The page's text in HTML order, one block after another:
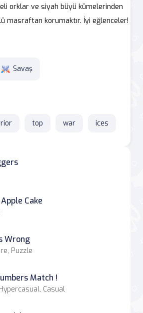
orklar ve siyah büyü kümelerinden
masraftan korumaktır. İyi eğlenceler!
Savaş
top war ices
Cake
Wrong
Puzzle
Match !
Casual